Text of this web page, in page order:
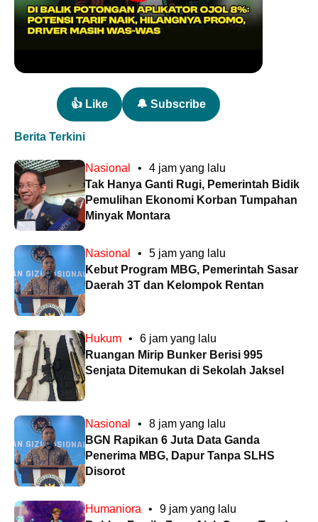
👍 Like 🔔 Subscribe
Berita Terkini
Nasional •
4 jam yang lalu
Tak Hanya Ganti Rugi, Pemerintah Bidik
Pemulihan Ekonomi Korban Tumpahan
Minyak Montara
Nasional •
5 jam yang lalu
Kebut Program MBG, Pemerintah Sasar
Daerah 3T dan Kelompok Rentan
Hukum •
6 jam yang lalu
Ruangan Mirip Bunker Berisi 995
Senjata Ditemukan di Sekolah Jaksel
Nasional •
8 jam yang lalu
BGN Rapikan 6 Juta Data Ganda
Penerima MBG, Dapur Tanpa SLHS
Disorot
Humaniora •
9 jam yang lalu